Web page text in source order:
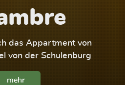
das Appartment von
von der Schulenburg
mehr